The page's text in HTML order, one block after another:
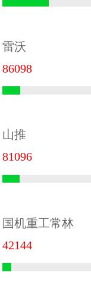
雷沃
86098
山推
81096
国机重工常林
42144